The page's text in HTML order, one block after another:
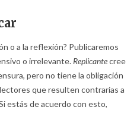
o a la reflexión? Publicaremos
o irrelevante. Replicantecree
pero no tiene la obligación
que resulten contrarias a
estás de acuerdo con esto,